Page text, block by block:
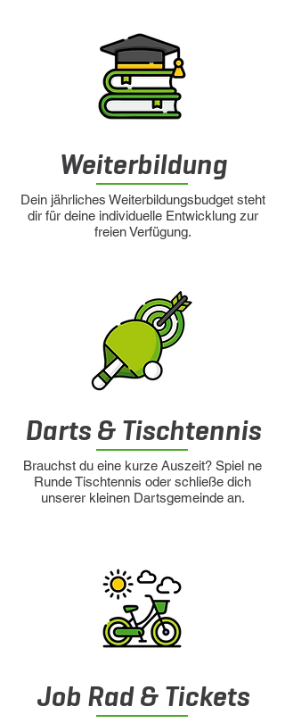
Weiterbildung
Dein jährliches Weiterbildungsbudget steht
dir für deine individuelle Entwicklung zur
freien Verfügung.
Darts & Tischtennis
Brauchst du eine kurze Auszeit? Spiel ne
Runde Tischtennis oder schließe dich
unserer kleinen Dartsgemeinde an.
Job Rad & Tickets